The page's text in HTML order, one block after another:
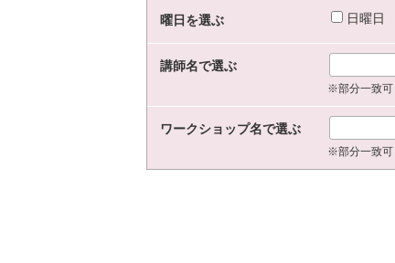
曜日を選ぶ 日曜日
講師名で選ぶ
※部分一致可
ワークショップ名で選ぶ
※部分一致可